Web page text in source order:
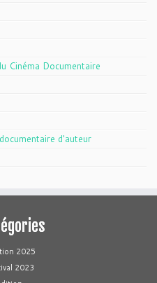
Cinéma Documentaire
d'auteur
2025
2023